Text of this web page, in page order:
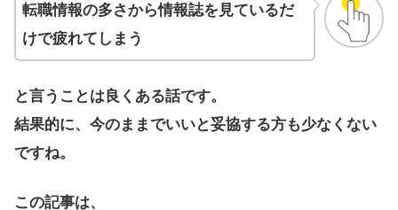
転職情報の多さから情報誌を見ているだ
けで疲れてしまう
と言うことは良くある話です。
結果的に、今のままでいいと妥協する方も少なくない
ですね。
この記事は、